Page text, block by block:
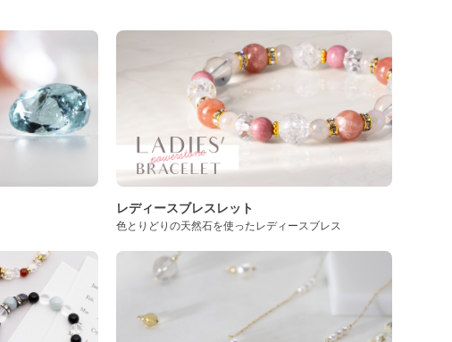
レディースブレスレット
色とりどりの天然石を使ったレディースブレス